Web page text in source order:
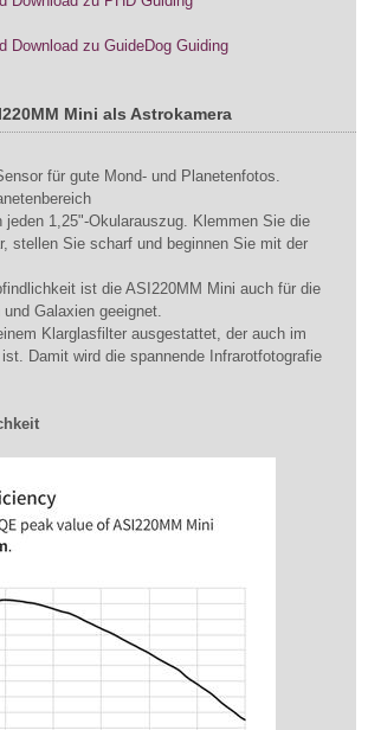
Download zu GuideDog Guiding
Mini als Astrokamera
für gute Mond- und Planetenfotos.
1,25"-Okularauszug. Klemmen Sie die
stellen Sie scharf und beginnen Sie mit der
ist die ASI220MM Mini auch für die
Galaxien geeignet.
Klarglasfilter ausgestattet, der auch im
ist. Damit wird die spannende Infrarotfotografie